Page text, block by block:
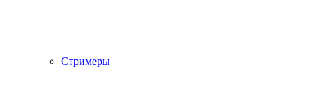
Стримеры